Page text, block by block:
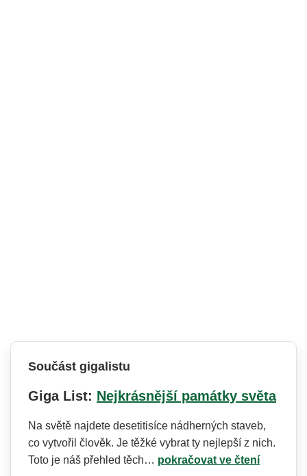
Součást gigalistu
Giga List: Nejkrásnější památky světa
Na světě najdete desetitisíce nádherných staveb,
co vytvořil člověk. Je těžké vybrat ty nejlepší z nich.
Toto je náš přehled těch… pokračovat ve čtení